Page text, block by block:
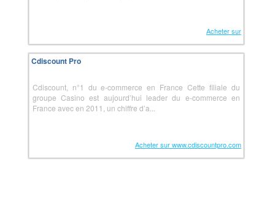
Acheter sur
Cdiscount Pro
Cdiscount, n°1 du e-commerce en France Cette filiale du
groupe Casino est aujourd’hui leader du e-commerce en
France avec en 2011, un chiffre d’a...
Acheter sur www.cdiscountpro.com